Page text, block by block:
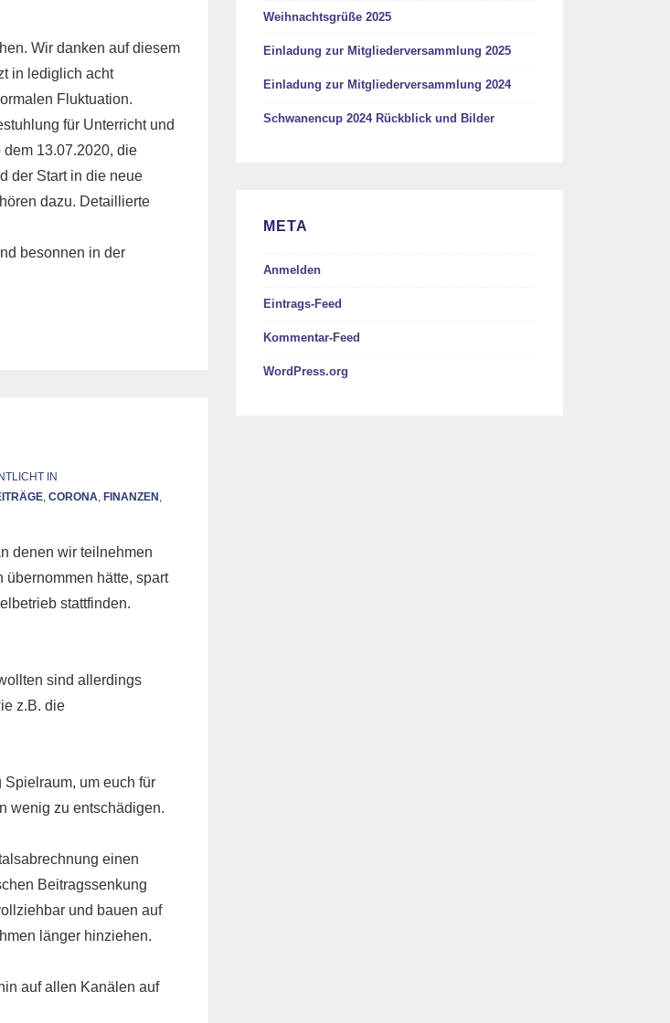
Wir danken auf diesem
in lediglich acht
Fluktuation.
für Unterricht und
13.07.2020, die
der Start in die neue
dazu. Detaillierte
besonnen in der
IN
CORONA FINANZEN
denen wir teilnehmen
hätte, spart
stattfinden.
sind allerdings
z.B. die
um euch für
wenig zu entschädigen.
einen
Beitragssenkung
und bauen auf
länger hinziehen.
auf allen Kanälen auf
Weihnachtsgrüße 2025
Einladung zur Mitgliederversammlung 2025
Einladung zur Mitgliederversammlung 2024
Schwanencup 2024 Rückblick und Bilder
META
Anmelden
Eintrags-Feed
Kommentar-Feed
WordPress.org